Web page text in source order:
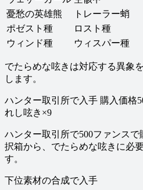
憂愁の英雄熊
トレーラー蛸
ポゼスト種
ロスト種
ウィンド種
ウィスパー種
でたらめな呟きは対応する異象
します。
ハンター取引所で入手 購入価格
れし呟き×9
ハンター取引所で500ファンス
択箱から、でたらめな呟きに必
す。
下位素材の合成で入手